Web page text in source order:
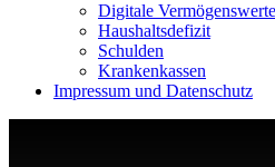
Digitale Vermögenswerte
Haushaltsdefizit
Schulden
Krankenkassen
Impressum und Datenschutz